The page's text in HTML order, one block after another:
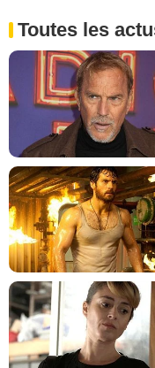
Toutes les